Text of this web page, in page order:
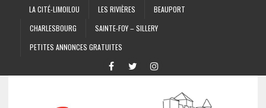
LA CITÉ-LIMOILOU LES RIVIÈRES
BEAUPORT
CHARLESBOURG
SAINTE-FOY – SILLERY
PETITES ANNONCES GRATUITES